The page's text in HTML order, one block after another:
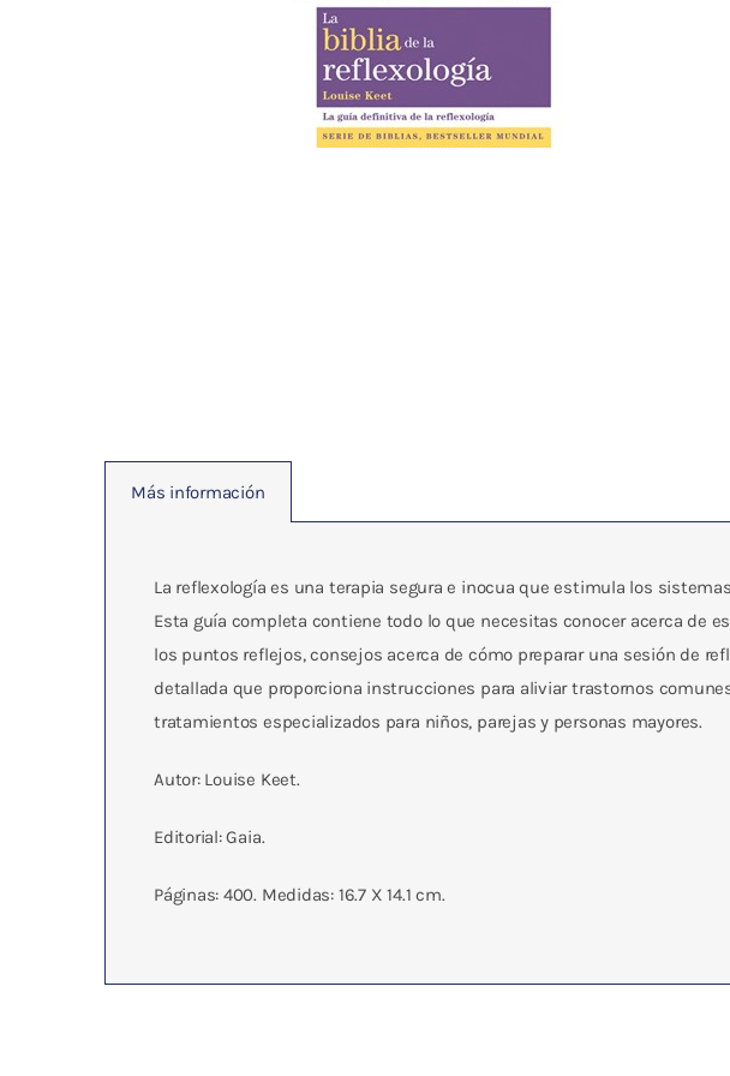
Más información
La reflexología es una terapia segura e inocua que estimula los
Esta guía completa contiene todo lo que necesitas conocer acerca de
los puntos reflejos, consejos acerca de cómo preparar una sesión de
detallada que proporciona instrucciones para aliviar trastornos
tratamientos especializados para niños, parejas y personas mayores.
Autor: Louise Keet.
Editorial: Gaia.
Páginas: 400. Medidas: 16.7 X 14.1 cm.